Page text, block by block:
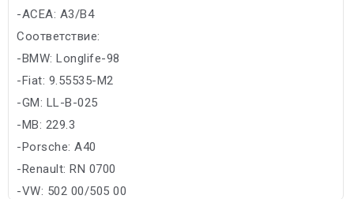
-ACEA: A3/B4
Соответствие:
-BMW: Longlife-98
-Fiat: 9.55535-M2
-GM: LL-B-025
-MB: 229.3
-Porsche: A40
-Renault: RN 0700
-VW: 502 00/505 00